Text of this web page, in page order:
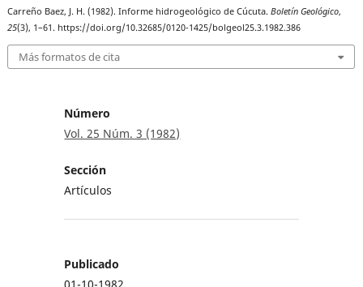
Carreño Baez, J. H. (1982). Informe hidrogeológico de Cúcuta.Boletín Geológico,
25(3), 1–61. https://doi.org/10.32685/0120-1425/bolgeol25.3.1982.386
Más formatos de cita
Número
Vol. 25 Núm. 3 (1982)
Sección
Artículos
Publicado